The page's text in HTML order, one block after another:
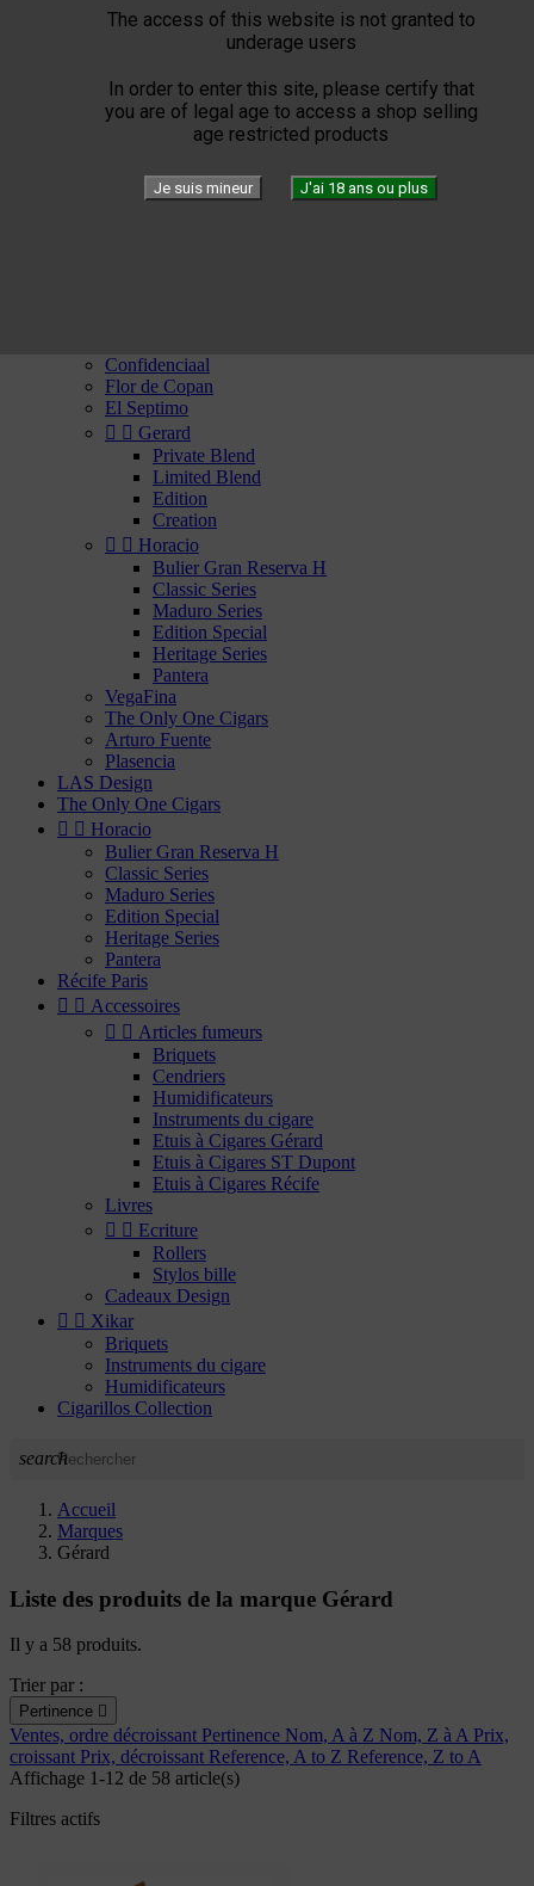
The access of this website is not granted to
underage users
In order to enter this site, please certify that
you are of legal age to access a shop selling
age restricted products
Je suis mineur J'ai 18 ans ou plus
ST Dupont
L'Art du Feu
Flamme torche
Flammes Double
L'Art du Cuir
L'Art de l'Ecriture
L'Art de l'Edition Limitée
Confidenciaal
Flor de Copan
El Septimo
  Gerard
Private Blend
Limited Blend
Edition
Creation
  Horacio
Bulier Gran Reserva H
Classic Series
Maduro Series
Edition Special
Heritage Series
Pantera
VegaFina
The Only One Cigars
Arturo Fuente
Plasencia
LAS Design
The Only One Cigars
  Horacio
Bulier Gran Reserva H
Classic Series
Maduro Series
Edition Special
Heritage Series
Pantera
Récife Paris
  Accessoires
  Articles fumeurs
Briquets
Cendriers
Humidificateurs
Instruments du cigare
Etuis à Cigares Gérard
Etuis à Cigares ST Dupont
Etuis à Cigares Récife
Livres
  Ecriture
Rollers
Stylos bille
Cadeaux Design
  Xikar
Briquets
Instruments du cigare
Humidificateurs
Cigarillos Collection
search
Accueil
Marques
Gérard
Liste des produits de la marque Gérard
Il y a 58 produits.
Trier par :
Pertinence 
Ventes, ordre décroissant Pertinence Nom, A à Z Nom, Z à A Prix,
croissant Prix, décroissant Reference, A to Z Reference, Z to A
Affichage 1-12 de 58 article(s)
Filtres actifs